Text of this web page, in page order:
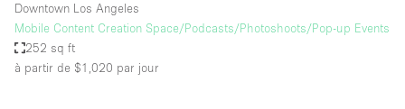
Downtown Los Angeles
Mobile Content Creation Space/Podcasts/Photoshoots/Pop-up Events
252 sq ft
à partir de $1,020 par jour